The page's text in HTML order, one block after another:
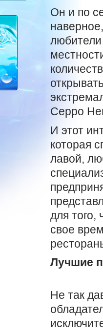
Он и по
любители
Серро
И этот
которая
лавой,
для
свое
Лучшие
Не так